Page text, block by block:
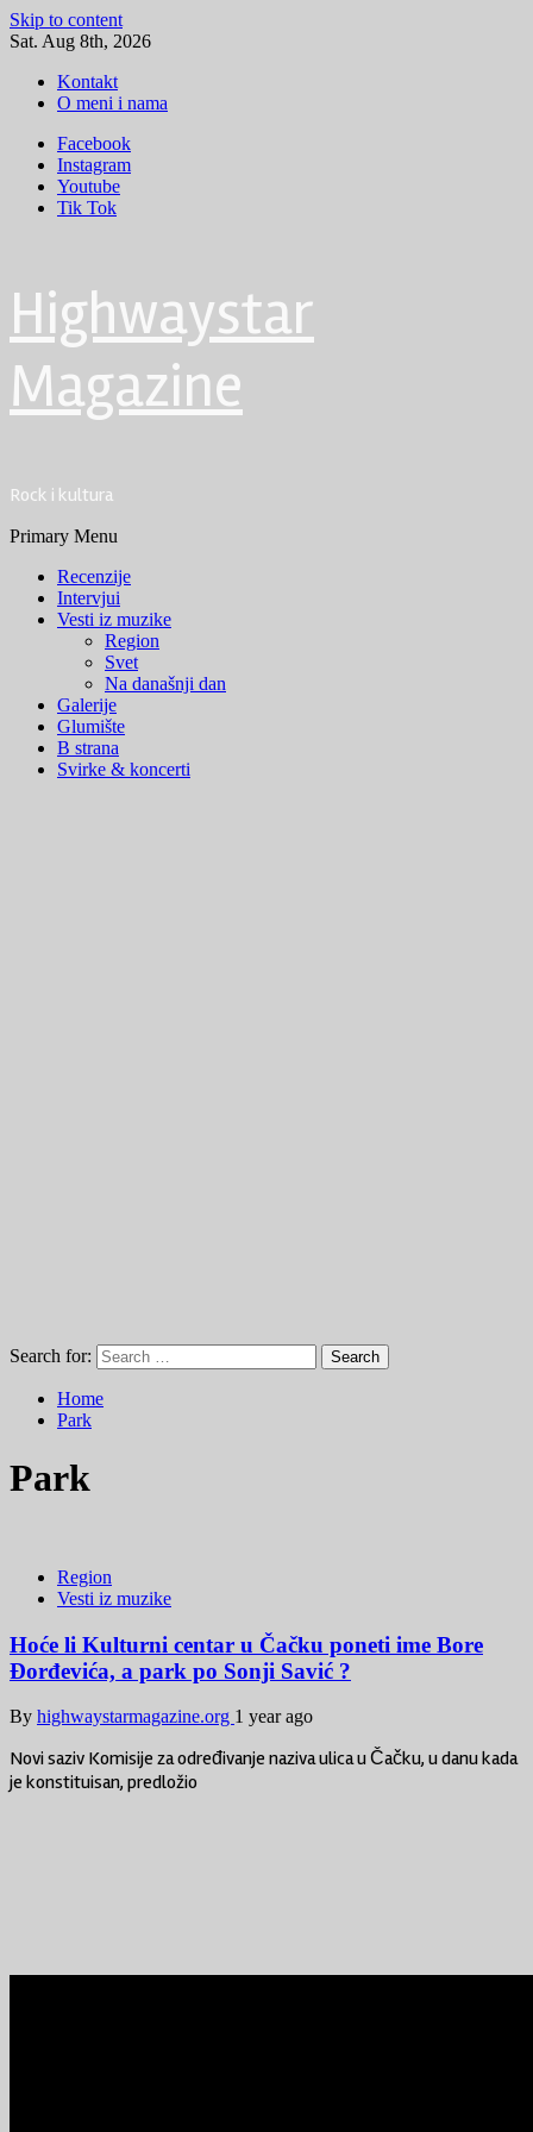
Skip to content
Sat. Aug 8th, 2026
Kontakt
O meni i nama
Facebook
Instagram
Youtube
Tik Tok
Highwaystar
Magazine
Rock i kultura
Primary Menu
Recenzije
Intervjui
Vesti iz muzike
Region
Svet
Na današnji dan
Galerije
Glumište
B strana
Svirke & koncerti
Search for:
Home
Park
Park
Region
Vesti iz muzike
Hoće li Kulturni centar u Čačku poneti ime Bore
Đorđevića, a park po Sonji Savić ?
By highwaystarmagazine.org 1 year ago
Novi saziv Komisije za određivanje naziva ulica u Čačku, u danu kada
je konstituisan, predložio